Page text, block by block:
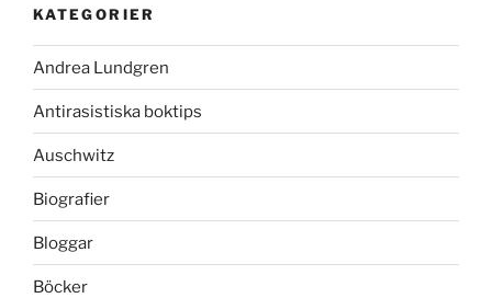
KATEGORIER
Andrea Lundgren
Antirasistiska boktips
Auschwitz
Biografier
Bloggar
Böcker